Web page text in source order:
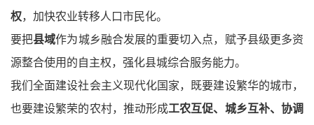
权，加快农业转移人口市民化。
要把县域作为城乡融合发展的重要切入点，赋予县级更多资
源整合使用的自主权，强化县城综合服务能力。
我们全面建设社会主义现代化国家，既要建设繁华的城市，
也要建设繁荣的农村，推动形成工农互促、城乡互补、协调